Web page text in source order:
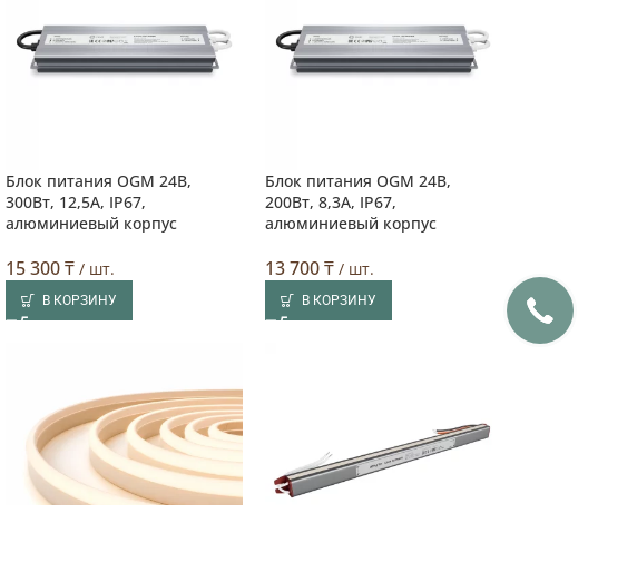
Блок питания OGM 24В,
300Вт, 12,5А, IP67,
алюминиевый корпус
15 300₸ / шт.
В КОРЗИНУ
Блок питания OGM 24В,
200Вт, 8,3А, IP67,
алюминиевый корпус
13 700₸/ шт.
В КОРЗИНУ